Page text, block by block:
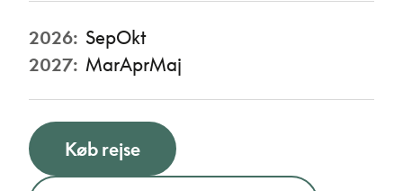
2026: SepOkt
2027: MarAprMaj
Køb rejse